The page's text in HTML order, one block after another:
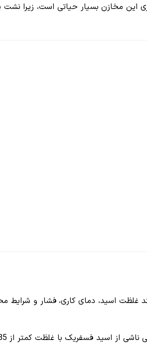
مخازن بسیار حیاتی است، زیرا نشت
اسید، دمای کاری، فشار و شرایط